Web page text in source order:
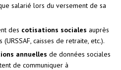
salarié lors du versement de sa
des cotisations sociales auprès
caisses de retraite, etc.).
annuelles de données sociales
de communiquer à